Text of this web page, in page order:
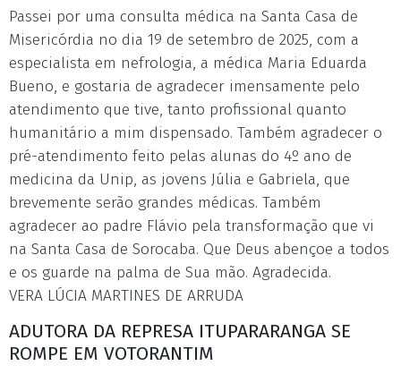
Passei por uma consulta médica na Santa Casa de
Misericórdia no dia 19 de setembro de 2025, com a
especialista em nefrologia, a médica Maria Eduarda
Bueno, e gostaria de agradecer imensamente pelo
atendimento que tive, tanto profissional quanto
humanitário a mim dispensado. Também agradecer o
pré-atendimento feito pelas alunas do 4º ano de
medicina da Unip, as jovens Júlia e Gabriela, que
brevemente serão grandes médicas. Também
agradecer ao padre Flávio pela transformação que vi
na Santa Casa de Sorocaba. Que Deus abençoe a todos
e os guarde na palma de Sua mão. Agradecida.
VERA LÚCIA MARTINES DE ARRUDA
ADUTORA DA REPRESA ITUPARARANGA SE
ROMPE EM VOTORANTIM